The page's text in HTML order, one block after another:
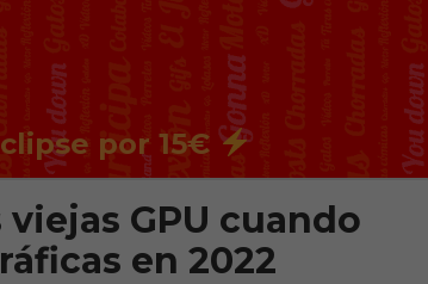
por 15€
GPU cuando
en 2022